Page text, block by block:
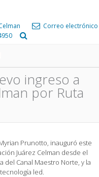
Correo electrónico
ingreso a
por Ruta
Prunotto, inauguró este
Juárez Celman desde el
del Canal Maestro Norte, y la
led.